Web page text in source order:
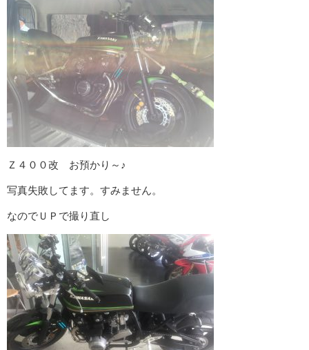
Ｚ４００改 お預かり～♪
写真失敗してます。すみません。
なのでＵＰで撮り直し